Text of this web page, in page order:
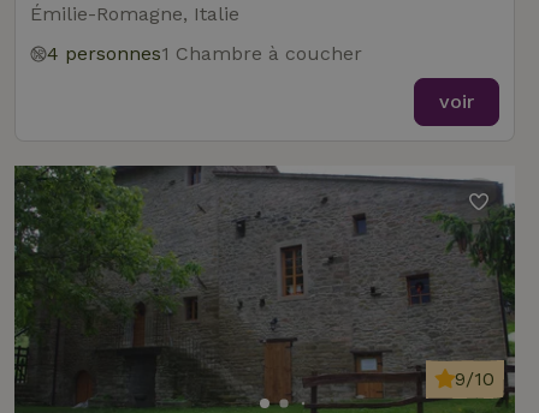
Émilie-Romagne, Italie
4 personnes1 Chambre à coucher
voir
9/10